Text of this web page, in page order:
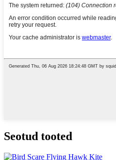
Seotud tooted